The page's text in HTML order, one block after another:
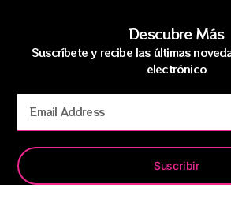
Descubre Más
Suscríbete y recibe las últimas
electrónico
Suscribir